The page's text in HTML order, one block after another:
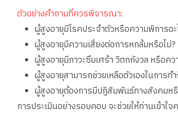
ตัวอย่างคำถามที่ควรพิจารณา:
ผู้สูงอายุมีโรคประจำตัวหรือความพิการอะ
ผู้สูงอายุมีความเสี่ยงต่อการหกล้มหรือไม่?
ผู้สูงอายุมีภาวะซึมเศร้า วิตกกังวล หรือคว
ผู้สูงอายุสามารถช่วยเหลือตัวเองในการ
ผู้สูงอายุต้องการมีปฏิสัมพันธ์ทางสังคมห
การประเมินอย่างรอบคอบ จะช่วยให้ท่านเข้า